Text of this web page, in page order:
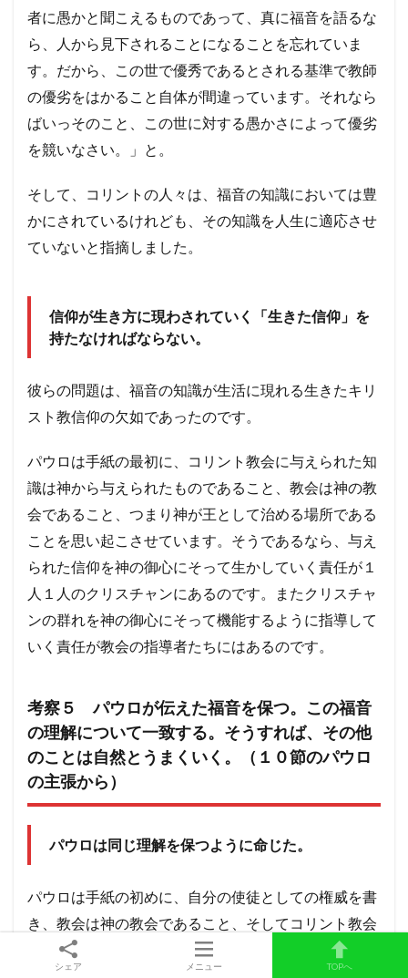
者に愚かと聞こえるものであって、真に福音を語るな
ら、人から見下されることになることを忘れていま
す。だから、この世で優秀であるとされる基準で教師
の優劣をはかること自体が間違っています。それなら
ばいっそのこと、この世に対する愚かさによって優劣
を競いなさい。」と。
そして、コリントの人々は、福音の知識においては豊
かにされているけれども、その知識を人生に適応させ
ていないと指摘しました。
信仰が生き方に現わされていく「生きた信仰」を
持たなければならない。
彼らの問題は、福音の知識が生活に現れる生きたキリ
スト教信仰の欠如であったのです。
パウロは手紙の最初に、コリント教会に与えられた知
識は神から与えられたものであること、教会は神の教
会であること、つまり神が王として治める場所である
ことを思い起こさせています。そうであるなら、与え
られた信仰を神の御心にそって生かしていく責任が１
人１人のクリスチャンにあるのです。またクリスチャ
ンの群れを神の御心にそって機能するように指導して
いく責任が教会の指導者たちにはあるのです。
考察５ パウロが伝えた福音を保つ。この福音
の理解について一致する。そうすれば、その他
のことは自然とうまくいく。（１０節のパウロ
の主張から）
パウロは同じ理解を保つように命じた。
パウロは手紙の初めに、自分の使徒としての権威を書
き、教会は神の教会であること、そしてコリント教会
の人々は福音の知識において豊かにされたことを語っ
シェア メニュー TOPへ